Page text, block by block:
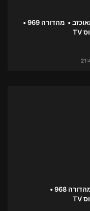
טדרוס המחבל מאתיופיה מאוכזב • מהדורה 969 •
איך לסיים מלחמה ברגע • מהדורה 968 •